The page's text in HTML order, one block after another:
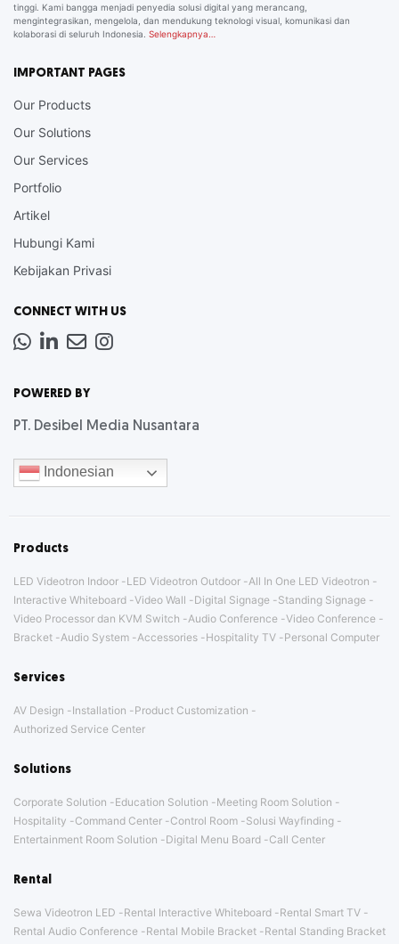
tinggi. Kami bangga menjadi penyedia solusi digital yang merancang,
mengintegrasikan, mengelola, dan mendukung teknologi visual, komunikasi dan
kolaborasi di seluruh Indonesia. Selengkapnya…
IMPORTANT PAGES
Our Products
Our Solutions
Our Services
Portfolio
Artikel
Hubungi Kami
Kebijakan Privasi
CONNECT WITH US
Whatsapp
LinkedIn
NewsInstagram
POWERED BY
PT. Desibel Media Nusantara
Indonesian
Products
LED Videotron Indoor LED Videotron Outdoor
All In One LED Videotron
Interactive Whiteboard Video Wall Digital Signage
Standing Signage
Video Processor dan KVM Switch
Audio Conference Video Conference
Bracket
Audio System Accessories Hospitality TV Personal Computer
Services
AV Design Installation
Product Customization
Authorized Service Center
Solutions
Corporate Solution Education Solution
Meeting Room Solution
Hospitality
Command Center Control Room
Solusi Wayfinding
Entertainment Room Solution
Digital Menu Board Call Center
Rental
Sewa Videotron LED Rental Interactive Whiteboard
Rental Smart TV
Rental Audio Conference
Rental Mobile Bracket Rental Standing Bracket